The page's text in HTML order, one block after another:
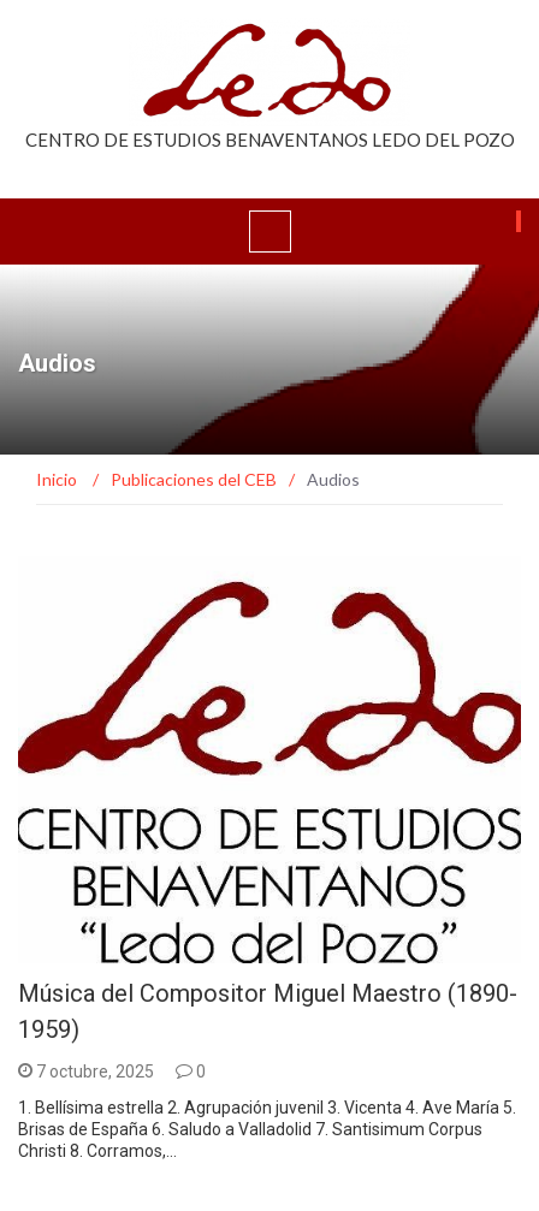
CENTRO DE ESTUDIOS BENAVENTANOS LEDO DEL POZO
Audios
Inicio / Publicaciones del CEB / Audios
Música del Compositor Miguel Maestro (1890-
1959)
7 octubre, 2025
0
1. Bellísima estrella 2. Agrupación juvenil 3. Vicenta 4. Ave María 5.
Brisas de España 6. Saludo a Valladolid 7. Santisimum Corpus
Christi 8. Corramos,…